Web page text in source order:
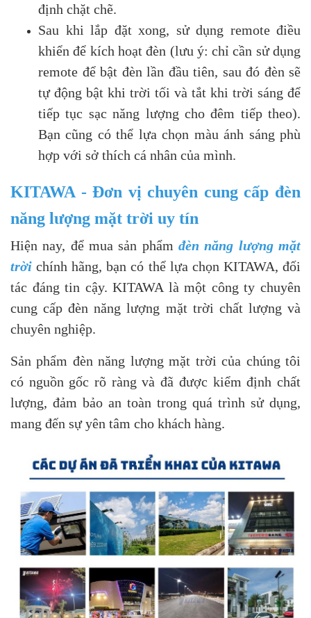
định chặt chẽ.
Sau khi lắp đặt xong, sử dụng remote điều
khiển để kích hoạt đèn (lưu ý: chỉ cần sử dụng
remote để bật đèn lần đầu tiên, sau đó đèn sẽ
tự động bật khi trời tối và tắt khi trời sáng để
tiếp tục sạc năng lượng cho đêm tiếp theo).
Bạn cũng có thể lựa chọn màu ánh sáng phù
hợp với sở thích cá nhân của mình.
KITAWA - Đơn vị chuyên cung cấp đèn
năng lượng mặt trời uy tín
Hiện nay, để mua sản phẩm đèn năng lượng mặt
trời chính hãng, bạn có thể lựa chọn KITAWA, đối
tác đáng tin cậy. KITAWA là một công ty chuyên
cung cấp đèn năng lượng mặt trời chất lượng và
chuyên nghiệp.
Sản phẩm đèn năng lượng mặt trời của chúng tôi
có nguồn gốc rõ ràng và đã được kiểm định chất
lượng, đảm bảo an toàn trong quá trình sử dụng,
mang đến sự yên tâm cho khách hàng.